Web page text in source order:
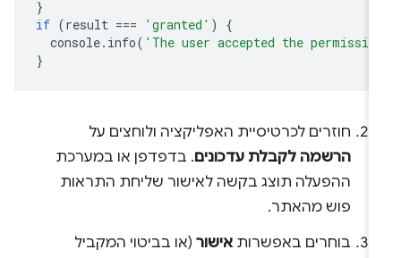
if (result === 'granted'
console.info('The user accepted the
חוזרים לכרטיסיית האפליקציה ולוחצים על
הרשמה לקבלת עדכונים. בדפדפן או במערכת
ההפעלה תוצג בקשה לאישור שליחת התראות
פוש מהאתר.
בוחרים באפשרותאישור(או בביטוי המקביל